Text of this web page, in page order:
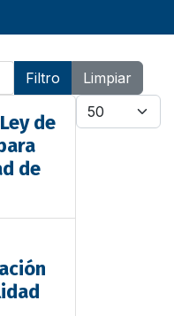
Filtro
Limpiar
Cantidad
de
de